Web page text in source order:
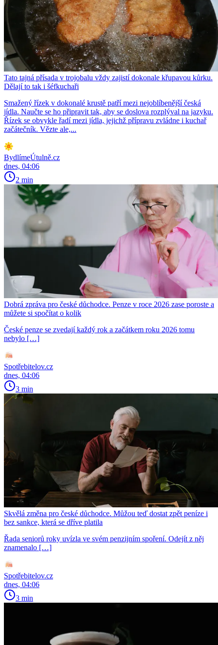
Tato tajná přísada v trojobalu vždy zajistí dokonale křupavou kůrku.
Dělají to tak i šéfkuchaři
Smažený řízek v dokonalé krustě patří mezi nejoblíbenější česká
jídla. Naučte se ho připravit tak, aby se doslova rozplýval na jazyku.
Řízek se obvykle řadí mezi jídla, jejichž přípravu zvládne i kuchař
začátečník. Vězte ale,...
BydlímeÚtulně.cz
dnes, 04:06
2 min
Dobrá zpráva pro české důchodce. Penze v roce 2026 zase poroste a
můžete si spočítat o kolik
České penze se zvedají každý rok a začátkem roku 2026 tomu
nebylo […]
Spotřebitelov.cz
dnes, 04:06
3 min
Skvělá změna pro české důchodce. Můžou teď dostat zpět peníze i
bez sankce, která se dříve platila
Řada seniorů roky uvízla ve svém penzijním spoření. Odejít z něj
znamenalo […]
Spotřebitelov.cz
dnes, 04:06
3 min